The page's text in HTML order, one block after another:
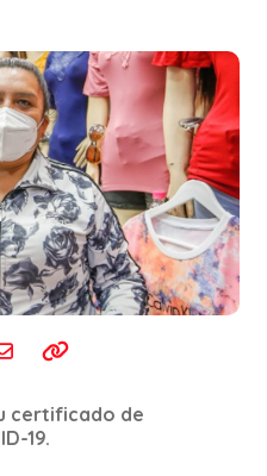
certificado de
19.